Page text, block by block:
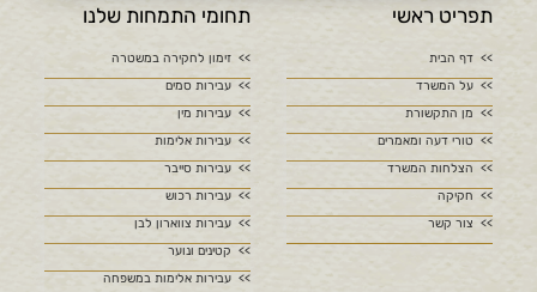
תפריט ראשי
דף הבית
על המשרד
מן התקשורת
טורי דעה ומאמרים
הצלחות המשרד
חקיקה
צור קשר
תחומי התמחות שלנו
זימון לחקירה במשטרה
עבירות סמים
עבירות מין
עבירות אלימות
עבירות סייבר
עבירות רכוש
עבירות צווארון לבן
קטינים ונוער
עבירות אלימות במשפחה